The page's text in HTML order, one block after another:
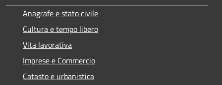
Anagrafe e stato civile
Cultura e tempo libero
Vita lavorativa
Imprese e Commercio
Catasto e urbanistica